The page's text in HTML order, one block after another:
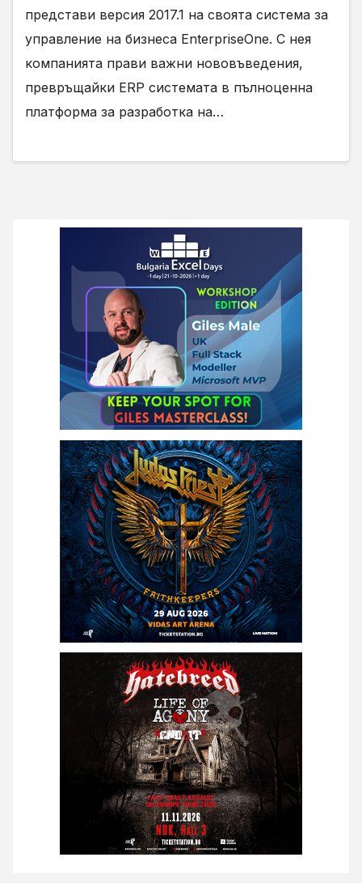
представи версия 2017.1 на своята система за
управление на бизнеса EnterpriseOne. С нея
компанията прави важни нововъведения,
превръщайки ERP системата в пълноценна
платформа за разработка на…